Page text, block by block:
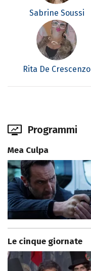
Sabrine Soussi
Rita De Crescenzo
Programmi
Mea Culpa
Le cinque giornate